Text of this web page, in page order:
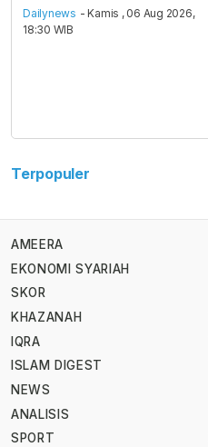
Dailynews - Kamis , 06 Aug 2026,
18:30 WIB
Terpopuler
AMEERA
EKONOMI SYARIAH
SKOR
KHAZANAH
IQRA
ISLAM DIGEST
NEWS
ANALISIS
SPORT